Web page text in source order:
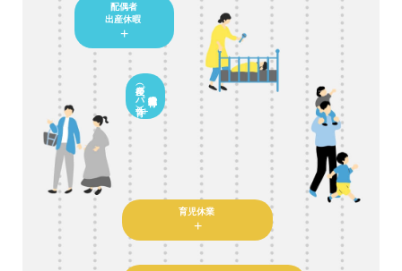
配偶者
出産休暇
+
（産後パパ育休）
+
育児休業
+